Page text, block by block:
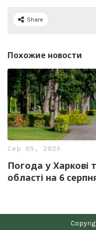
Share
Похожие новости
Сер 05, 2026
Погода у Харкові
області на 6